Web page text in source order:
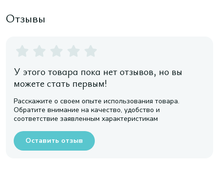
Отзывы
У этого товара пока нет отзывов, но вы
можете стать первым!
Расскажите о своем опыте использования товара.
Обратите внимание на качество, удобство и
соответствие заявленным характеристикам
Оставить отзыв